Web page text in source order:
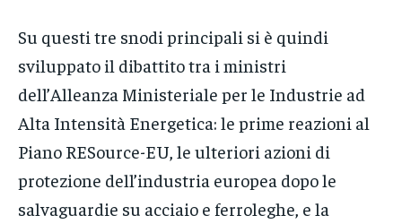
Su questi tre snodi principali si è quindi
sviluppato il dibattito tra i ministri
dell’Alleanza Ministeriale per le Industrie ad
Alta Intensità Energetica: le prime reazioni al
Piano RESource-EU, le ulteriori azioni di
protezione dell’industria europea dopo le
salvaguardie su acciaio e ferroleghe, e la